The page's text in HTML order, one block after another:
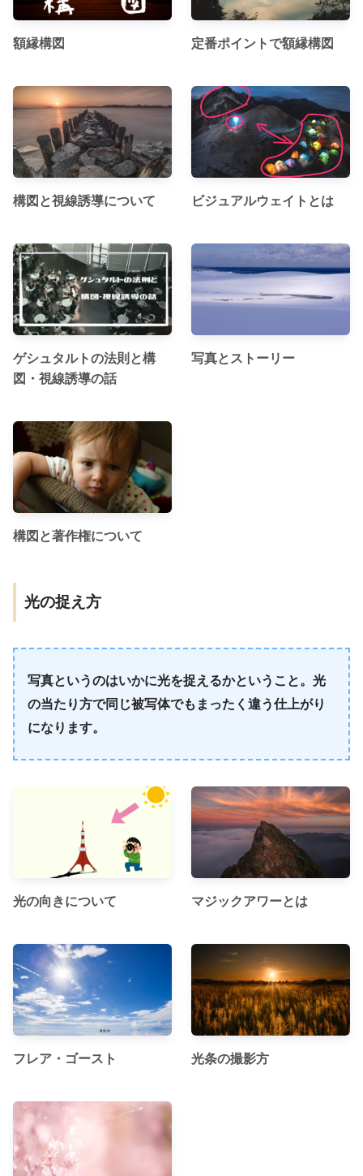
額縁構図 定番ポイントで額縁構図
構図と視線誘導について ビジュアルウェイトとは
ゲシュタルトの法則と構
図・視線誘導の話
写真とストーリー
構図と著作権について
光の捉え方
写真というのはいかに光を捉えるかということ。光
の当たり方で同じ被写体でもまったく違う仕上がり
になります。
光の向きについて マジックアワーとは
フレア・ゴースト 光条の撮影方